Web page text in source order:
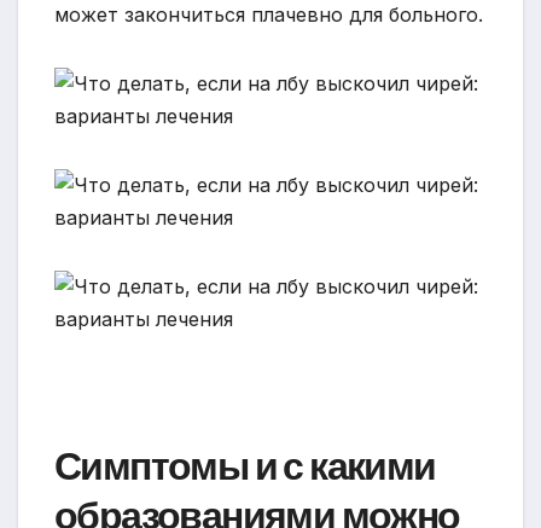
может закончиться плачевно для больного.
Симптомы и с какими
образованиями можно